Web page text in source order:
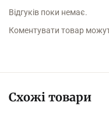
Відгуків поки немає.
Коментувати товар
Схожі товари